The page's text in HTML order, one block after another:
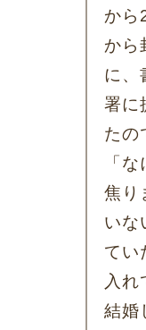
から
から
に、
署に
たの
「
焦り
いな
てい
入れ
結婚